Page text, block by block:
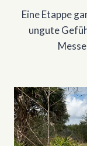
Eine Etappe
ungute